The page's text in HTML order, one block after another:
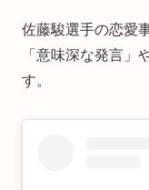
佐藤駿選手の恋愛
「意味深な発言」
す。